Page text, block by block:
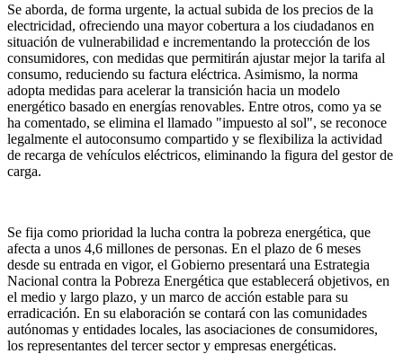
Se aborda, de forma urgente, la actual subida de los precios de la
electricidad, ofreciendo una mayor cobertura a los ciudadanos en
situación de vulnerabilidad e incrementando la protección de los
consumidores, con medidas que permitirán ajustar mejor la tarifa al
consumo, reduciendo su factura eléctrica. Asimismo, la norma
adopta medidas para acelerar la transición hacia un modelo
energético basado en energías renovables. Entre otros, como ya se
ha comentado, se elimina el llamado "impuesto al sol", se reconoce
legalmente el autoconsumo compartido y se flexibiliza la actividad
de recarga de vehículos eléctricos, eliminando la figura del gestor de
carga.
Se fija como prioridad la lucha contra la pobreza energética, que
afecta a unos 4,6 millones de personas. En el plazo de 6 meses
desde su entrada en vigor, el Gobierno presentará una Estrategia
Nacional contra la Pobreza Energética que establecerá objetivos, en
el medio y largo plazo, y un marco de acción estable para su
erradicación. En su elaboración se contará con las comunidades
autónomas y entidades locales, las asociaciones de consumidores,
los representantes del tercer sector y empresas energéticas.